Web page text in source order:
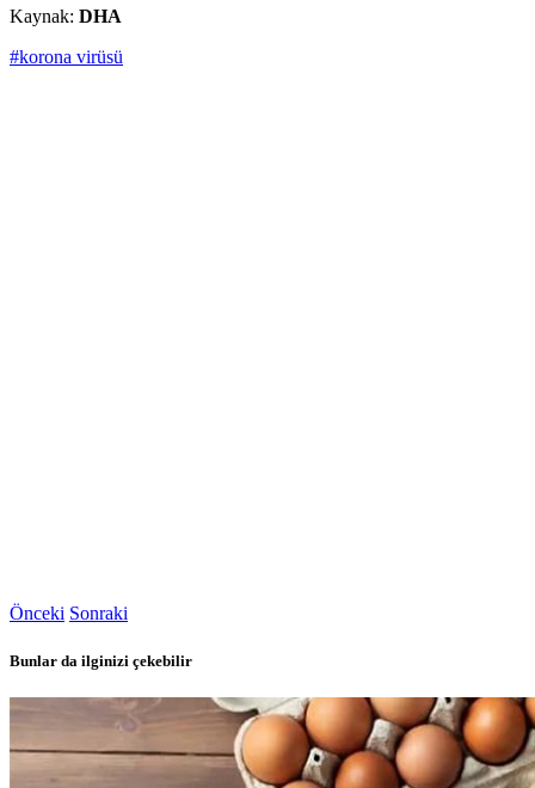
Kaynak: DHA
#korona virüsü
Önceki Sonraki
Bunlar da ilginizi çekebilir